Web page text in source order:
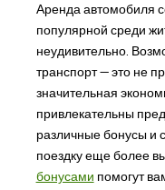
Аренда автомобиля
популярной среди
неудивительно.
транспорт — это не
значительная
привлекательны
различные бонусы и
поездку еще более
бонусами помогут